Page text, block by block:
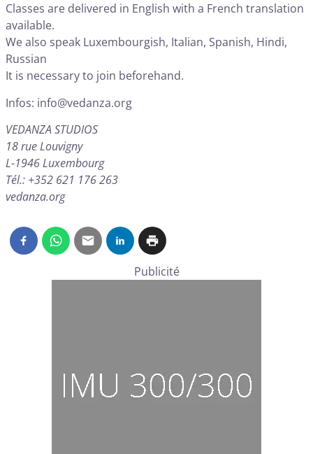
Classes are delivered in English with a French translation
available.
We also speak Luxembourgish, Italian, Spanish, Hindi,
Russian
It is necessary to join beforehand.
Infos: info@vedanza.org
VEDANZA STUDIOS
18 rue Louvigny
L-1946 Luxembourg
Tél.: +352 621 176 263
vedanza.org
Publicité